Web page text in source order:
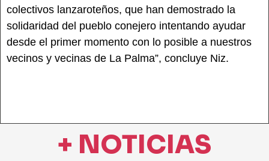
colectivos lanzaroteños, que han demostrado la
solidaridad del pueblo conejero intentando ayudar
desde el primer momento con lo posible a nuestros
vecinos y vecinas de La Palma”, concluye Niz.
+ NOTICIAS